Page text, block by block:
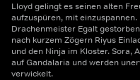
Lloyd gelingt es seinen alten
aufzuspüren, mit
Drachenmeister Egalt
nach kurzem Zögern Riyus
und den Ninja im Kloster. Sora,
auf Gandalaria und werden
verwickelt.